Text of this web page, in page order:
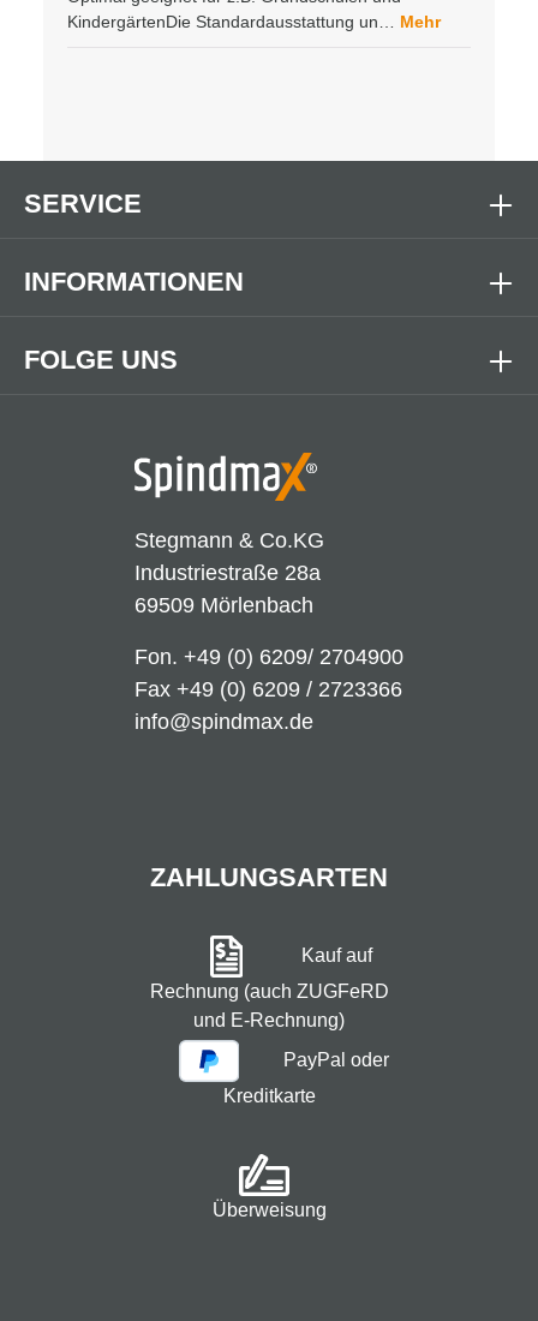
KindergärtenDie Standardausstattung un… Mehr
Stegmann & Co.KG
Industriestraße 28a
69509 Mörlenbach
Fon. +49 (0) 6209/ 2704900
Fax +49 (0) 6209 / 2723366
info@spindmax.de
FOLGE UNS
SERVICE
INFORMATIONEN
ZAHLUNGSARTEN
Kauf auf
Rechnung (auch ZUGFeRD
und E-Rechnung)
PayPal oder
Kreditkarte
Überweisung